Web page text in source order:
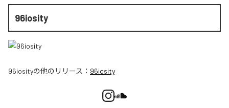
96iosity
96iosityの他のリリース： 96iosity